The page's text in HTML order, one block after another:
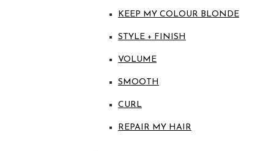
KEEP MY COLOUR BLONDE
STYLE + FINISH
VOLUME
SMOOTH
CURL
REPAIR MY HAIR